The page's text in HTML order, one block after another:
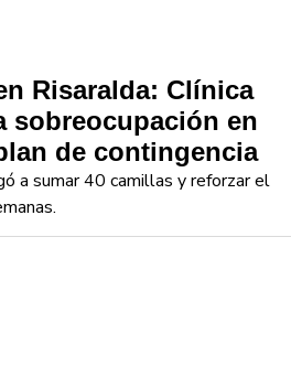
Risaralda: Clínica
sobreocupación en
de contingencia
a sumar 40 camillas y reforzar el